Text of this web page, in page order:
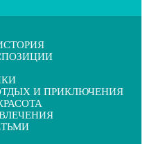
И ПРИКЛЮЧЕНИЯ